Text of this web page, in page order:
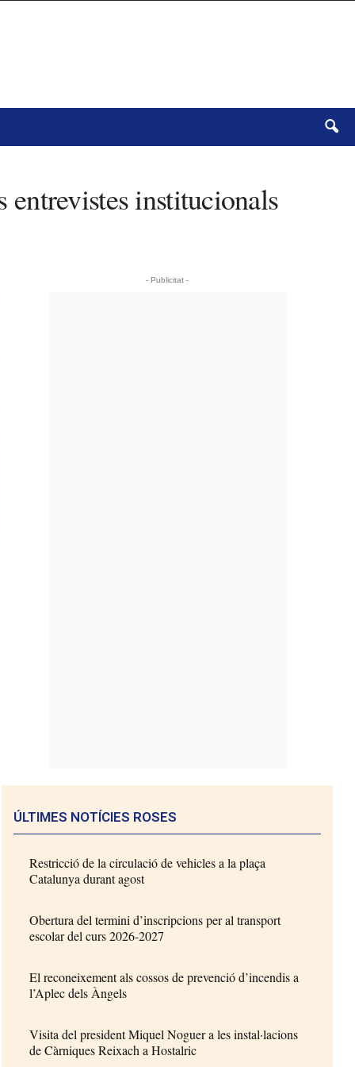
entrevistes institucionals
- Publicitat -
ÚLTIMES NOTÍCIES ROSES
Restricció de la circulació de vehicles a la plaça
Catalunya durant agost
Obertura del termini d’inscripcions per al transport
escolar del curs 2026-2027
El reconeixement als cossos de prevenció d’incendis a
l’Aplec dels Àngels
Visita del president Miquel Noguer a les instal·lacions
de Càrniques Reixach a Hostalric